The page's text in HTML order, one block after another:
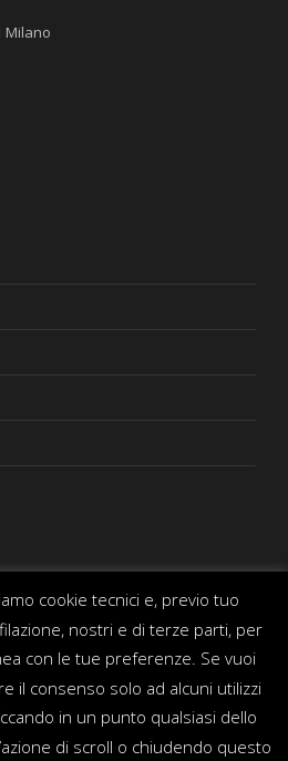
Milano
cookie tecnici e, previo tuo
nostri e di terze parti, per
con le tue preferenze. Se vuoi
il consenso solo ad alcuni utilizzi
in un punto qualsiasi dello
di scroll o chiudendo questo